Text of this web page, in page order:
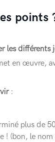
points
les différents
en œuvre,
:
plus de
! (bon, le